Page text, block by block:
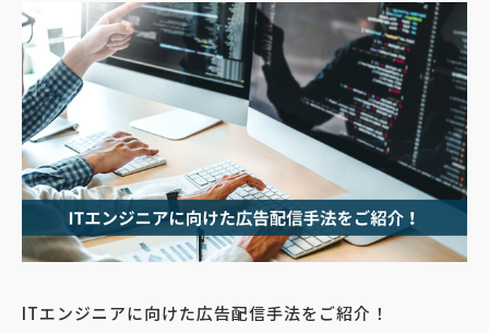
ITエンジニアに向けた広告配信手法をご紹介！